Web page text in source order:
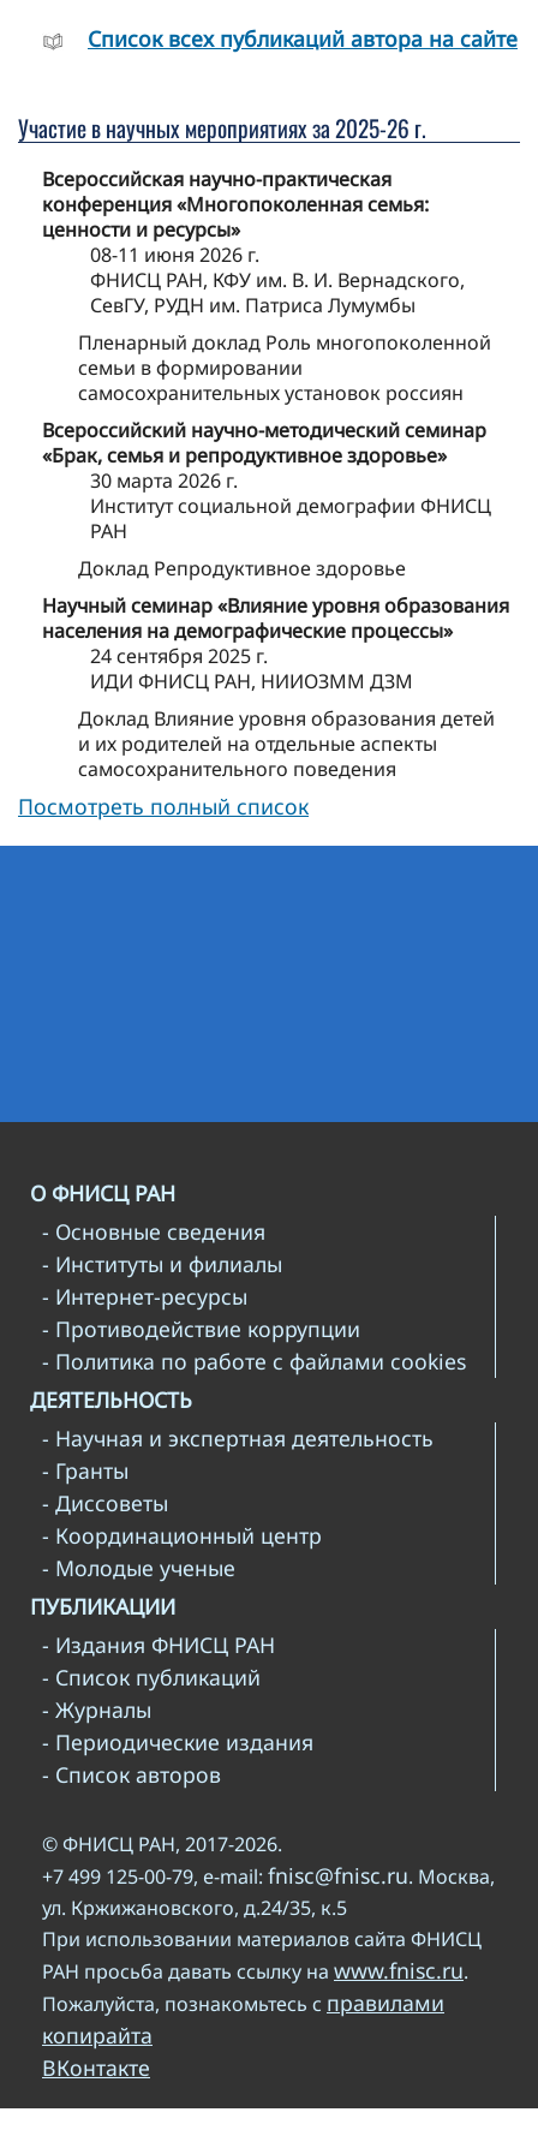
Cписок всех публикаций автора на сайте
Участие в научных мероприятиях за 2025-26 г.
Всероссийская научно-практическая
конференция «Многопоколенная семья:
ценности и ресурсы»
08-11 июня 2026 г.
ФНИСЦ РАН, КФУ им. В. И. Вернадского,
СевГУ, РУДН им. Патриса Лумумбы
Пленарный доклад Роль многопоколенной
семьи в формировании
самосохранительных установок россиян
Всероссийский научно-методический семинар
«Брак, семья и репродуктивное здоровье»
30 марта 2026 г.
Институт социальной демографии ФНИСЦ
РАН
Доклад Репродуктивное здоровье
Научный семинар «Влияние уровня образования
населения на демографические процессы»
24 сентября 2025 г.
ИДИ ФНИСЦ РАН, НИИОЗММ ДЗМ
Доклад Влияние уровня образования детей
и их родителей на отдельные аспекты
самосохранительного поведения
Посмотреть полный список
О ФНИСЦ РАН
- Основные сведения
- Институты и филиалы
- Интернет-ресурсы
- Противодействие коррупции
- Политика по работе с файлами cookies
ДЕЯТЕЛЬНОСТЬ
- Научная и экспертная деятельность
- Гранты
- Диссоветы
- Координационный центр
- Молодые ученые
ПУБЛИКАЦИИ
- Издания ФНИСЦ РАН
- Список публикаций
- Журналы
- Периодические издания
- Список авторов
© ФНИСЦ РАН, 2017-2026.
+7 499 125-00-79, e-mail: fnisc@fnisc.ru. Москва,
ул. Кржижановского, д.24/35, к.5
При использовании материалов сайта ФНИСЦ
РАН просьба давать ссылку на www.fnisc.ru.
Пожалуйста, познакомьтесь с правилами
копирайта
ВКонтакте